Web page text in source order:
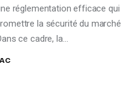
réglementation efficace qui
la sécurité du marché
ce cadre, la…